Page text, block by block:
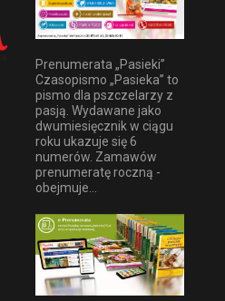
Prenumerata „Pasieki”
Czasopismo „Pasieka” to
pismo dla pszczelarzy z
pasją. Wydawane jako
dwumiesięcznik w ciągu
roku ukazuje się 6
numerów. Zamawów
prenumeratę roczną -
obejmuje...